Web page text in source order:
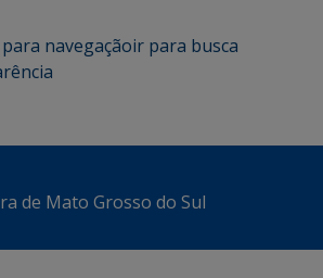
navegaçãoir para busca
de Mato Grosso do Sul